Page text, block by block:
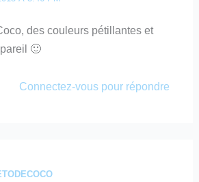
des couleurs pétillantes et
pareil 🙂
Connectez-vous pour répondre